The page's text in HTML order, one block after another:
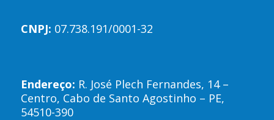
CNPJ: 07.738.191/0001-32
Endereço: R. José Plech Fernandes, 14 –
Centro, Cabo de Santo Agostinho – PE,
54510-390